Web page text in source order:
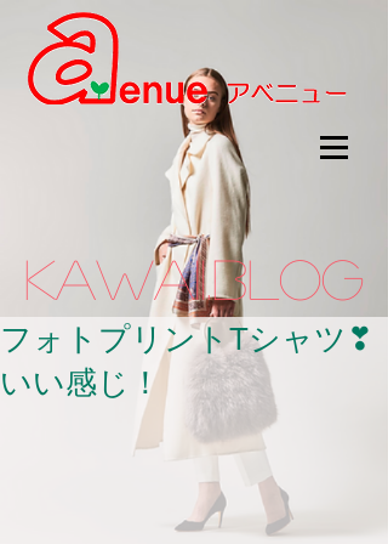
kawaii.BLOG
フォトプリントTシャツ❣
いい感じ！